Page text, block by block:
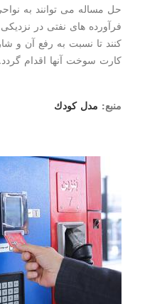
حل مساله می توانند به نواحی
فرآورده های نفتی در نزدیكی محل
كنند تا نسبت به رفع آن و شارژ
كارت سوخت آنها اقدام گردد.
مدل كودك